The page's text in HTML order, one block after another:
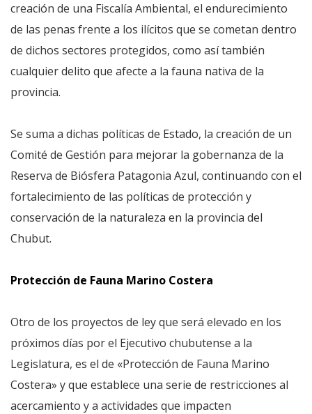
creación de una Fiscalía Ambiental, el endurecimiento
de las penas frente a los ilícitos que se cometan dentro
de dichos sectores protegidos, como así también
cualquier delito que afecte a la fauna nativa de la
provincia.
Se suma a dichas políticas de Estado, la creación de un
Comité de Gestión para mejorar la gobernanza de la
Reserva de Biósfera Patagonia Azul, continuando con el
fortalecimiento de las políticas de protección y
conservación de la naturaleza en la provincia del
Chubut.
Protección de Fauna Marino Costera
Otro de los proyectos de ley que será elevado en los
próximos días por el Ejecutivo chubutense a la
Legislatura, es el de «Protección de Fauna Marino
Costera» y que establece una serie de restricciones al
acercamiento y a actividades que impacten